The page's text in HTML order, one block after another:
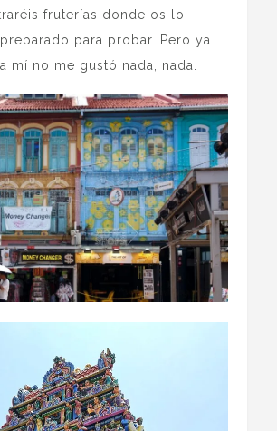
fruterías donde os lo
para probar. Pero ya
mí no me gustó nada, nada.